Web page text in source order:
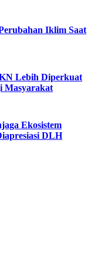
Iklim Saat
Lebih Diperkuat
Masyarakat
Ekosistem
DLH